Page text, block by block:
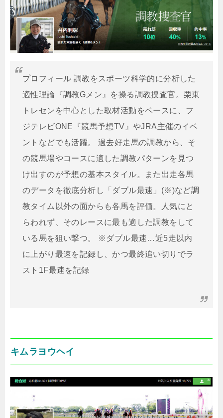
プロフィール 調教をスポーツ科学的に分析した
適性理論『調教Gメン』を操る調教捜査官。栗東
トレセンを中心とした取材活動をベースに、フ
ジテレビONE『競馬予想TV』やJRA主催のイベ
ントなどでも活躍。 過去好走馬の調教から、そ
の競馬場やコースに適した調教パターンを見つ
け出すのが予想の基本スタイル。また出走各馬
のデータを徹底分析し「ダブル最速」(※)など調
教タイム以外の面からも各馬を評価。人気にと
らわれず、そのレースに最も適した調教をして
いる馬を狙い撃つ。 ※ダブル最速…近5走以内
に上がり最速を記録し、かつ最終追い切りでラ
スト1F最速を記録
キムラヨウヘイ